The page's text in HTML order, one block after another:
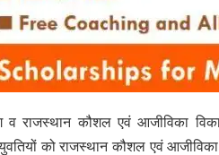
राजस्थान कौशल एवं आजीविका
को राजस्थान कौशल एवं आजीविका